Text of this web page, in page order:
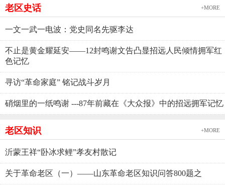
老区史话 +MORE
一文一武一电波：党史同名先驱李达
不止是黄金耀延安——12封鸣谢文告凸显招远人民倾情拥军红
色记忆
寻访“革命家庭” 铭记战斗岁月
硝烟里的一纸鸣谢 ---87年前藏在《大众报》中的招远拥军记忆
老区知识 +MORE
沂蒙王祥“卧冰求鲤”孝友村散记
关于革命老区（一）——山东革命老区知识问答800题之